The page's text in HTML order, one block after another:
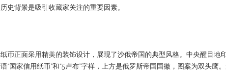
历史背景是吸引收藏家关注的重要因素。
纸币正面采用精美的装饰设计，展现了沙俄帝国的典型风格。中央醒目地
语“国家信用纸币”和“5卢布”字样，上方是俄罗斯帝国国徽，图案为双头鹰